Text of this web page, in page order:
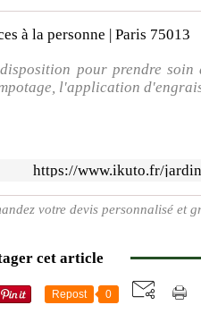
pour prendre soin
l'application
https://www.ikuto.fr/
votre devis personnalisé et
cet article
Repost 0